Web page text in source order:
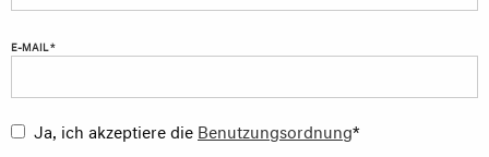
E-MAIL *
Ja, ich akzeptiere die Benutzungsordnung*